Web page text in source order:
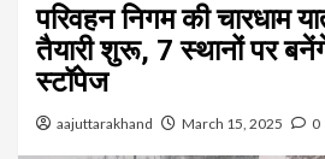
परिवहन निगम की चारधाम
तैयारी शुरू, 7 स्थानों पर
स्टॉपेज
aajuttarakhand March 15, 2025 0